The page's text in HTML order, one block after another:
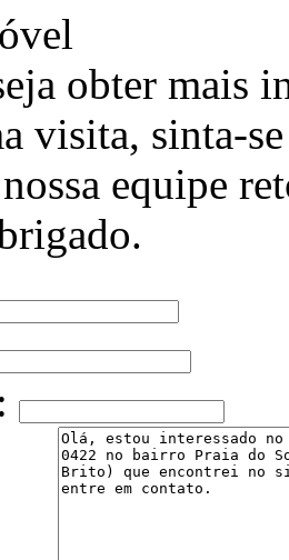
obter mais
visita, sinta-
equipe